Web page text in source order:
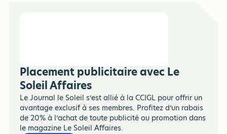
Placement publicitaire avec Le
Soleil Affaires
Le Journal le Soleil s’est allié à la CCIGL pour offrir un
avantage exclusif à ses membres. Profitez d’un rabais
de 20% à l’achat de toute publicité ou promotion dans
le magazine Le Soleil Affaires.